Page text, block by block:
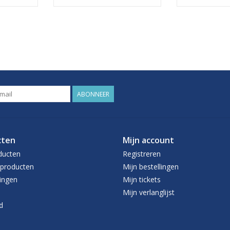
ABONNEER
Mijn account
Registreren
Mijn bestellingen
Mijn tickets
Mijn verlanglijst